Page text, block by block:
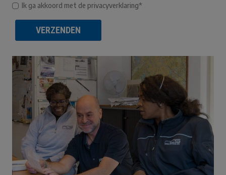
Ik ga akkoord met de privacyverklaring*
VERZENDEN